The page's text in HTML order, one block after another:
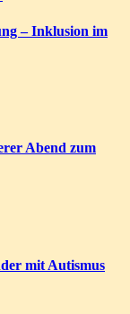
– Inklusion im
Abend zum
mit Autismus